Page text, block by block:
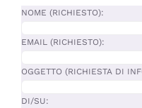
NOME (RICHIESTO):
EMAIL (RICHIESTO):
OGGETTO (RICHIESTA DI
DI/SU: